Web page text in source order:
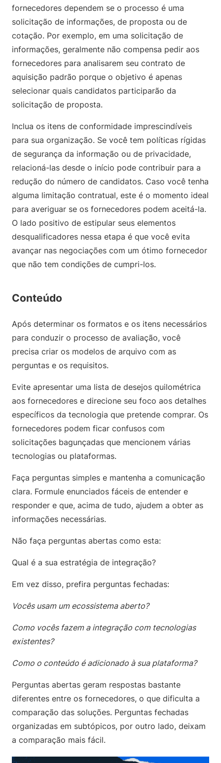
fornecedores dependem se o processo é uma
solicitação de informações, de proposta ou de
cotação. Por exemplo, em uma solicitação de
informações, geralmente não compensa pedir aos
fornecedores para analisarem seu contrato de
aquisição padrão porque o objetivo é apenas
selecionar quais candidatos participarão da
solicitação de proposta.
Inclua os itens de conformidade imprescindíveis
para sua organização. Se você tem políticas rígidas
de segurança da informação ou de privacidade,
relacioná-las desde o início pode contribuir para a
redução do número de candidatos. Caso você tenha
alguma limitação contratual, este é o momento ideal
para averiguar se os fornecedores podem aceitá-la.
O lado positivo de estipular seus elementos
desqualificadores nessa etapa é que você evita
avançar nas negociações com um ótimo fornecedor
que não tem condições de cumpri-los.
Conteúdo
Após determinar os formatos e os itens necessários
para conduzir o processo de avaliação, você
precisa criar os modelos de arquivo com as
perguntas e os requisitos.
Evite apresentar uma lista de desejos quilométrica
aos fornecedores e direcione seu foco aos detalhes
específicos da tecnologia que pretende comprar. Os
fornecedores podem ficar confusos com
solicitações bagunçadas que mencionem várias
tecnologias ou plataformas.
Faça perguntas simples e mantenha a comunicação
clara. Formule enunciados fáceis de entender e
responder e que, acima de tudo, ajudem a obter as
informações necessárias.
Não faça perguntas abertas como esta:
Qual é a sua estratégia de integração?
Em vez disso, prefira perguntas fechadas:
Vocês usam um ecossistema aberto?
Como vocês fazem a integração com tecnologias
existentes?
Como o conteúdo é adicionado à sua plataforma?
Perguntas abertas geram respostas bastante
diferentes entre os fornecedores, o que dificulta a
comparação das soluções. Perguntas fechadas
organizadas em subtópicos, por outro lado, deixam
a comparação mais fácil.